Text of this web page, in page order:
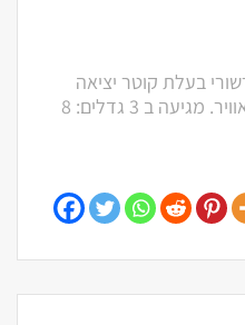
בעלת קוטר יציאה
וכניסה זהה לחיבור צינורות אוויר. מגיעה ב 3 גדלים: 8